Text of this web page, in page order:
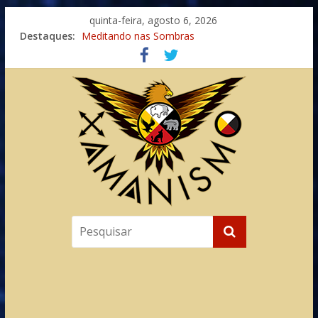
quinta-feira, agosto 6, 2026
Destaques: Meditando nas Sombras
Autosuficiência: A Jornada do Espírito Ancestral
Xamanismo Universal
Totens – Caminho Espiritual – Crescimento
Imaginação na Cura